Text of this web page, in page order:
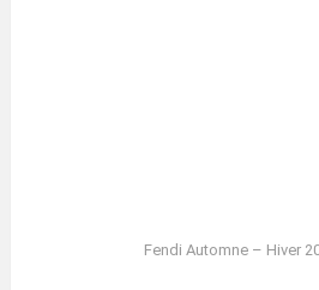
Fendi Automne – Hiver